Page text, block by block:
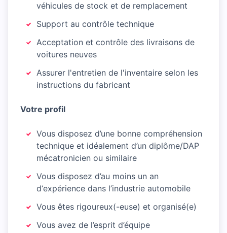
véhicules de stock et de remplacement
Support au contrôle technique
Acceptation et contrôle des livraisons de
voitures neuves
Assurer l'entretien de l'inventaire selon les
instructions du fabricant
Votre profil
Vous disposez d’une bonne compréhension
technique et idéalement d’un diplôme/DAP
mécatronicien ou similaire
Vous disposez d’au moins un an
d‘expérience dans l’industrie automobile
Vous êtes rigoureux(-euse) et organisé(e)
Vous avez de l’esprit d’équipe